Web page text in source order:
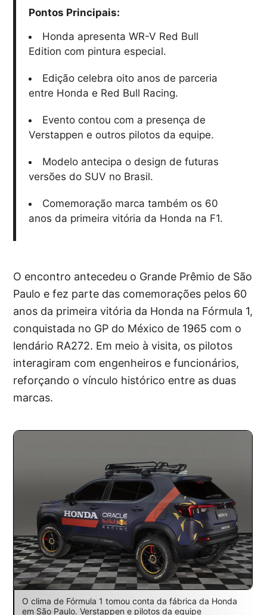
Pontos Principais:
Honda apresenta WR-V Red Bull
Edition com pintura especial.
Edição celebra oito anos de parceria
entre Honda e Red Bull Racing.
Evento contou com a presença de
Verstappen e outros pilotos da equipe.
Modelo antecipa o design de futuras
versões do SUV no Brasil.
Comemoração marca também os 60
anos da primeira vitória da Honda na F1.
O encontro antecedeu o Grande Prêmio de São
Paulo e fez parte das comemorações pelos 60
anos da primeira vitória da Honda na Fórmula 1,
conquistada no GP do México de 1965 com o
lendário RA272. Em meio à visita, os pilotos
interagiram com engenheiros e funcionários,
reforçando o vínculo histórico entre as duas
marcas.
O clima de Fórmula 1 tomou conta da fábrica da Honda
em São Paulo. Verstappen e pilotos da equipe